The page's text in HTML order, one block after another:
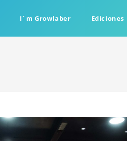
I´m Growlaber Ediciones